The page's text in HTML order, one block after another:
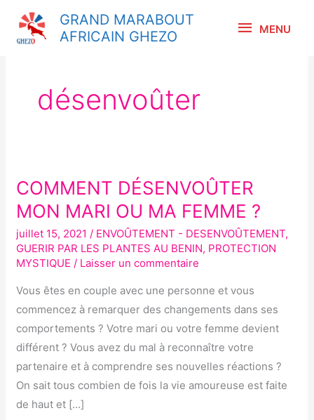
contenu
GRAND MARABOUT
AFRICAIN GHEZO
MENU
désenvoûter
COMMENT DÉSENVOÛTER
MON MARI OU MA FEMME ?
juillet 15, 2021 / ENVOÛTEMENT - DESENVOÛTEMENT,
GUERIR PAR LES PLANTES AU BENIN, PROTECTION
MYSTIQUE / Laisser un commentaire
Vous êtes en couple avec une personne et vous
commencez à remarquer des changements dans ses
comportements ? Votre mari ou votre femme devient
différent ? Vous avez du mal à reconnaître votre
partenaire et à comprendre ses nouvelles réactions ?
On sait tous combien de fois la vie amoureuse est faite
de haut et […]
COMMENT
DÉSENVOÛTER
MON
MARI
OU
FEMME
?